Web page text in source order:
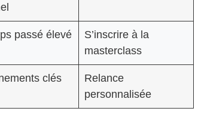
passé élevé
S’inscrire à la
masterclass
clés
Relance
personnalisée